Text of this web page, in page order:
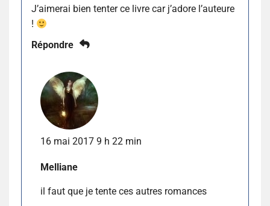
J’aimerai bien tenter ce livre car j’adore l’auteure
!
Répondre
16 mai 2017 9 h 22 min
Melliane
il faut que je tente ces autres romances